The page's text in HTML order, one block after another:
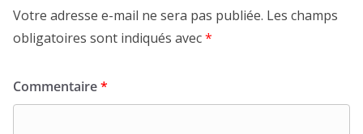
Votre adresse e-mail ne sera pas publiée. Les champs
obligatoires sont indiqués avec*
Commentaire*